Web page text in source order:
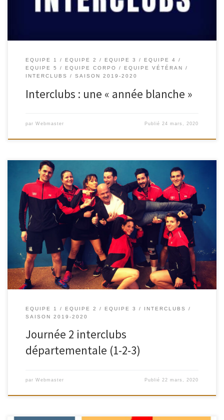
EQUIPE 1 EQUIPE 2 EQUIPE 3
EQUIPE 4
EQUIPE 5
EQUIPE CORPO
EQUIPE VÉTÉRAN
INTERCLUBS
SAISON 2019-2020
Interclubs : une « année blanche »
par Webmaster Publié 24 mars, 2020
Ce dimanche 9 février, nos trois équipes ont disputé la deuxième
journée d’Interclubs départementale. L’équipe 1 a joué dans notre
gymnase et elle a perdu par 2 à 6 contre Chassieu 2 puis elle a battu le
PLVPB 2 par 6 à 2 et elle a également vaincu le Bacly 5 par 7 à 1. Bravo
pour ce beau […]
EQUIPE 1 EQUIPE 2 EQUIPE 3
INTERCLUBS
SAISON 2019-2020
Journée 2 interclubs
départementale (1-2-3)
par Webmaster Publié22 mars, 2020